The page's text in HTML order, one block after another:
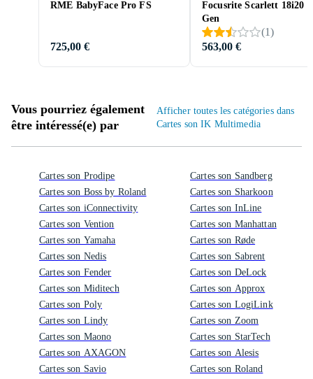
RME BabyFace Pro FS
725,00 €
Focusrite Scarlett 18i20
Gen
(1)
563,00 €
Vous pourriez également
être intéressé(e) par
Afficher toutes les catégories dans
Cartes son IK Multimedia
Cartes son Prodipe
Cartes son Boss by Roland
Cartes son iConnectivity
Cartes son Vention
Cartes son Yamaha
Cartes son Nedis
Cartes son Fender
Cartes son Miditech
Cartes son Poly
Cartes son Lindy
Cartes son Maono
Cartes son AXAGON
Cartes son Savio
Cartes son Sandberg
Cartes son Sharkoon
Cartes son InLine
Cartes son Manhattan
Cartes son Røde
Cartes son Sabrent
Cartes son DeLock
Cartes son Approx
Cartes son LogiLink
Cartes son Zoom
Cartes son StarTech
Cartes son Alesis
Cartes son Roland